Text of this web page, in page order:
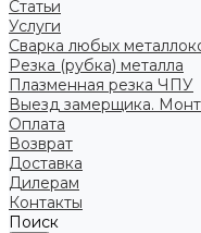
Статьи
Услуги
Сварка любых
Резка (рубка) металла
Плазменная резка ЧПУ
Выезд замерщика.
Оплата
Возврат
Доставка
Дилерам
Контакты
Поиск